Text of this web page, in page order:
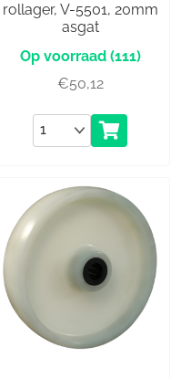
rollager, V-5501, 20mm
asgat
(111)
€50,12
Aantal